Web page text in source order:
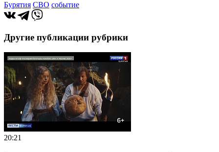
Бурятия СВО событие
Другие публикации рубрики
20:21